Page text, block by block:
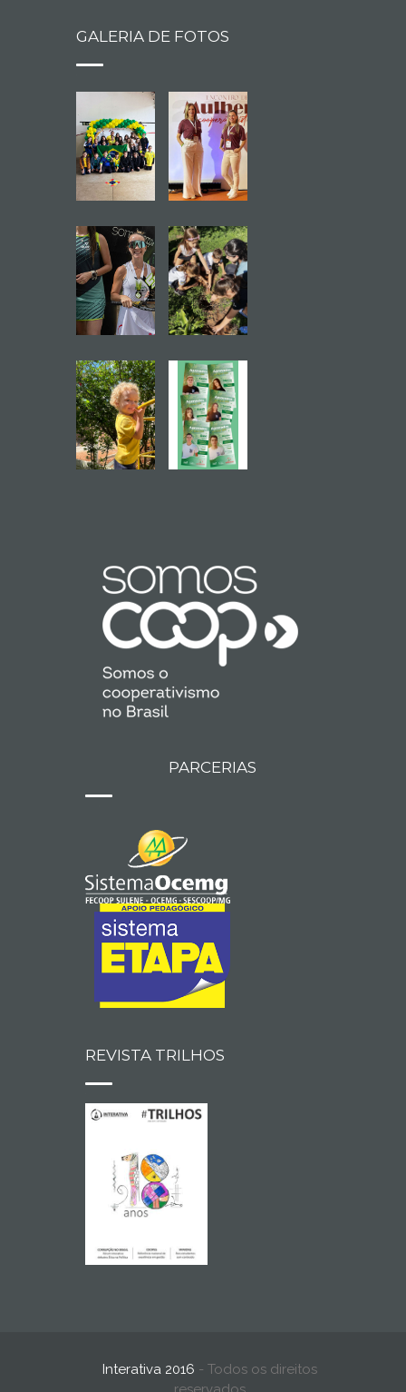
GALERIA DE FOTOS
PARCERIAS
REVISTA TRILHOS
Interativa 2016 - Todos os direitos